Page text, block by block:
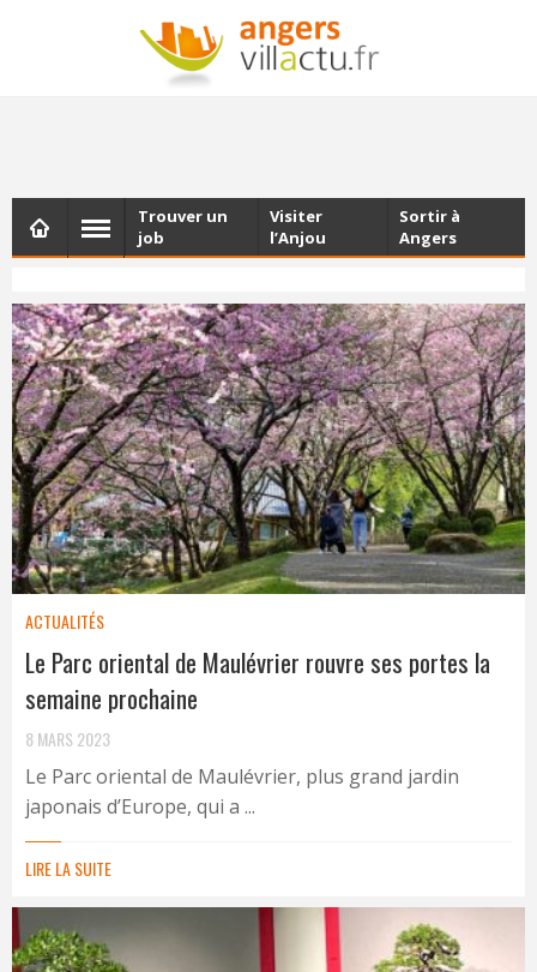
NEWSLETTER
Les dernières actualités d'Angers, chaque vendredi dans
Trouver un
job
Visiter
l’Anjou
Sortir à
Angers
ACTUALITÉS
Le Parc oriental de Maulévrier rouvre ses portes la
semaine prochaine
8 MARS 2023
Le Parc oriental de Maulévrier, plus grand jardin
japonais d’Europe, qui a ...
LIRE LA SUITE